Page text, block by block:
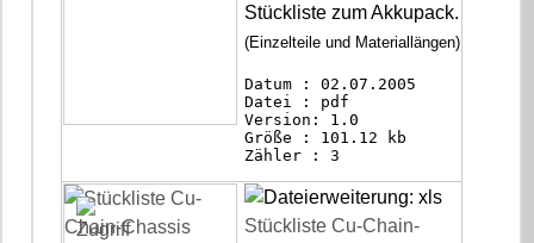
Stückliste zum Akkupack.
(Einzelteile und Materiallängen)
Datum : 02.07.2005
Datei : pdf
Version: 1.0
Größe : 101.12 kb
Zähler : 3
Stückliste Cu-Chain-